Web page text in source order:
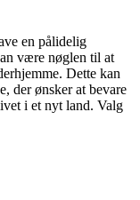
en pålidelig
være nøglen til at
Dette kan
der ønsker at bevare
i et nyt land. Valg